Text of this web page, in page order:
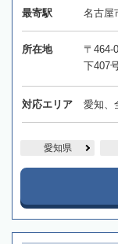
最寄駅 名古屋
所在地
〒464-
下407
対応エリア 愛知、
愛知県